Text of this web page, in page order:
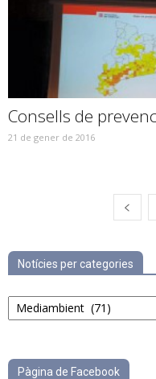
Consells de
21 de gener de 2016
Notícies per categories
Notícies
per
Pàgina de Facebook